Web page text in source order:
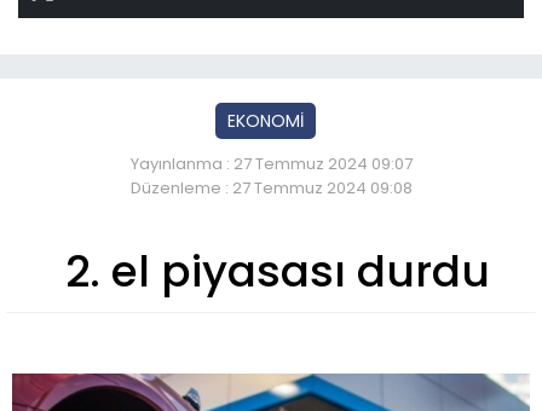
EKONOMİ
Yayınlanma : 27 Temmuz 2024 09:07
Düzenleme : 27 Temmuz 2024 09:08
2. el piyasası durdu